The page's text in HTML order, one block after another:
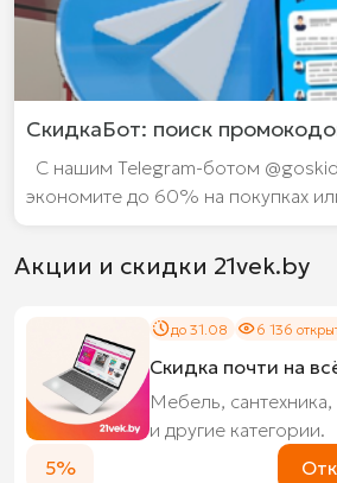
СкидкаБот: поиск
С нашим Telegram-ботом
экономите до 60% на покупках
Акции и скидки 21vek.by
до 31.08 6 136
Скидка почти на
Мебель,
и другие категории.
5%